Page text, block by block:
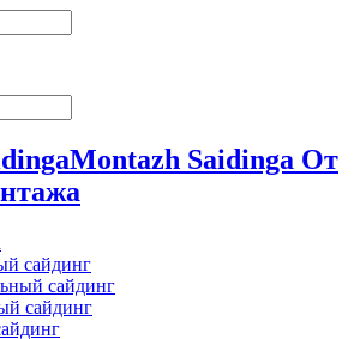
Montazh Saidinga От
сайдинг
сайдинг
сайдинг